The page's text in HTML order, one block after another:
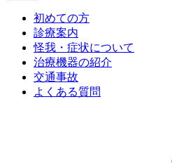
初めての方
診療案内
怪我・症状について
治療機器の紹介
交通事故
よくある質問